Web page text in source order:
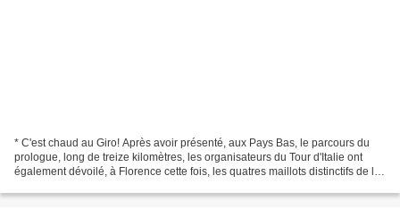
* C'est chaud au Giro! Après avoir présenté, aux Pays Bas, le parcours du
prologue, long de treize kilomètres, les organisateurs du Tour d'Italie ont
également dévoilé, à Florence cette fois, les quatres maillots distinctifs de la